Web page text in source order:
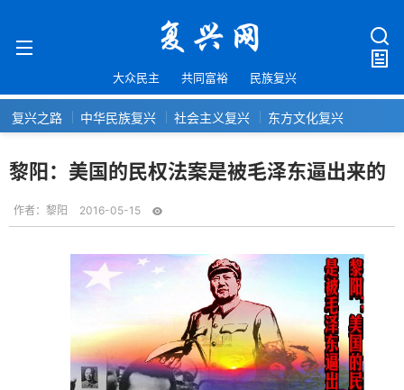
大众民主 共同富裕 民族复兴
复兴之路 中华民族复兴 社会主义复兴 东方文化复兴
黎阳：美国的民权法案是被毛泽东逼出来的
作者： 黎阳 2016-05-15